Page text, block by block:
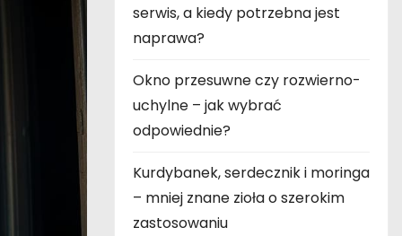
serwis, a kiedy potrzebna jest
naprawa?
Okno przesuwne czy rozwierno-
uchylne – jak wybrać
odpowiednie?
Kurdybanek, serdecznik i moringa
– mniej znane zioła o szerokim
zastosowaniu